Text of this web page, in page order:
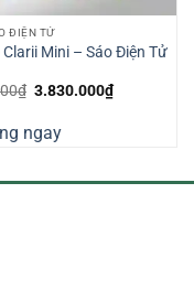
ĐIỆN TỬ
Clarii Mini – Sáo Điện Tử
₫ Giá
5.500.000₫.
3.830.000₫Giá
hiện
ngay